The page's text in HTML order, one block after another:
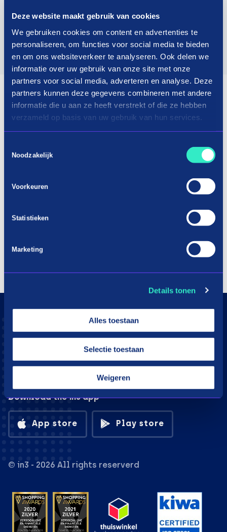
Deze website maakt gebruik van cookies
We gebruiken cookies om content en advertenties te
personaliseren, om functies voor social media te bieden
en om ons websiteverkeer te analyseren. Ook delen we
informatie over uw gebruik van onze site met onze
partners voor social media, adverteren en analyse. Deze
partners kunnen deze gegevens combineren met andere
informatie die u aan ze heeft verstrekt of die ze hebben
verzameld op basis van uw gebruik van hun services.
Noodzakelijk
Voorkeuren
Statistieken
Marketing
Details tonen
Alles toestaan
Selectie toestaan
Weigeren
Download the in3 app
App store Play store
© in3 - 2026 All rights reserverd